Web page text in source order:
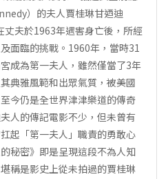
）的夫人賈桂琳甘迺迪
丈夫於1963年遇害身亡後，所經
面臨的挑戰。1960年，當時31
成為第一夫人，雖然僅當了3年
典雅風範和出眾氣質，被美國
今仍是全世界津津樂道的傳奇
人的傳記電影不少，但未曾有
起「第一夫人」職責的勇敢心
秘密》即是呈現這段不為人知
稱是影史上從未拍過的賈桂琳